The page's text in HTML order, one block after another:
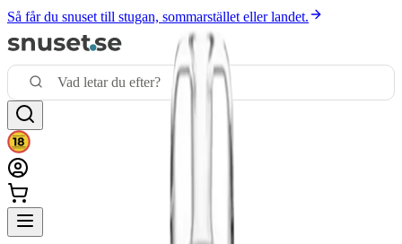
Så får du snuset till stugan, sommarstället eller landet.